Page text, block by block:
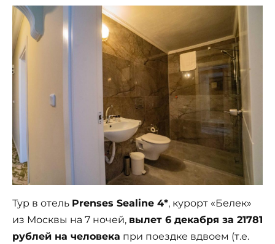
Тур в отель Prenses Sealine 4*, курорт «Белек»
из Москвы на 7 ночей, вылет 6 декабря за 21781
рублей на человека при поездке вдвоем (т.е.